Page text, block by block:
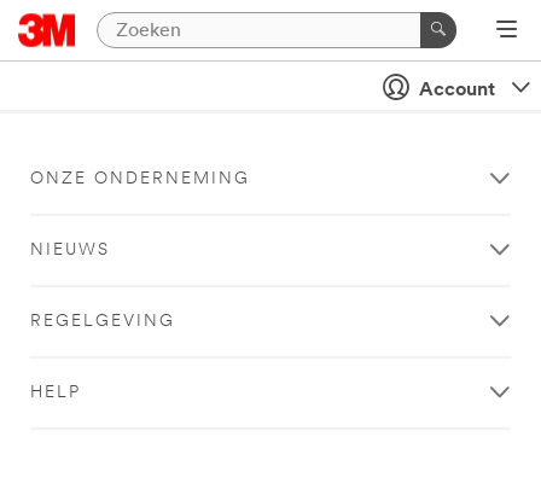
Account
ONZE ONDERNEMING
NIEUWS
REGELGEVING
HELP